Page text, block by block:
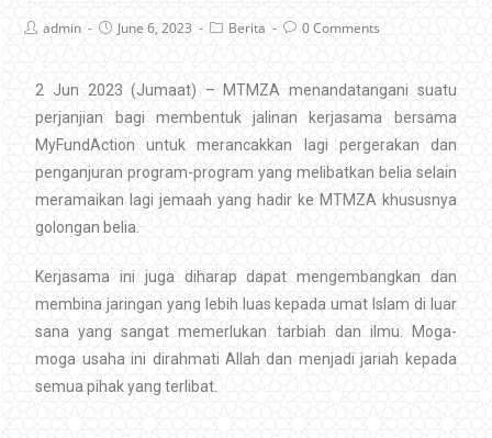
admin June 6, 2023 Berita 0 Comments
2 Jun 2023 (Jumaat) – MTMZA menandatangani suatu
perjanjian bagi membentuk jalinan kerjasama bersama
MyFundAction untuk merancakkan lagi pergerakan dan
penganjuran program-program yang melibatkan belia selain
meramaikan lagi jemaah yang hadir ke MTMZA khususnya
golongan belia.
Kerjasama ini juga diharap dapat mengembangkan dan
membina jaringan yang lebih luas kepada umat Islam di luar
sana yang sangat memerlukan tarbiah dan ilmu. Moga-
moga usaha ini dirahmati Allah dan menjadi jariah kepada
semua pihak yang terlibat.